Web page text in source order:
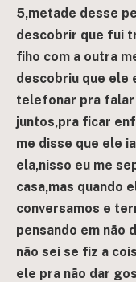
5,metade desse
descobrir que fui
fiho com a outra
descobriu que ele
telefonar pra falar
juntos,pra ficar
me disse que ele
ela,nisso eu me
casa,mas quando
conversamos e
pensando em não
não sei se fiz a
ele pra não dar